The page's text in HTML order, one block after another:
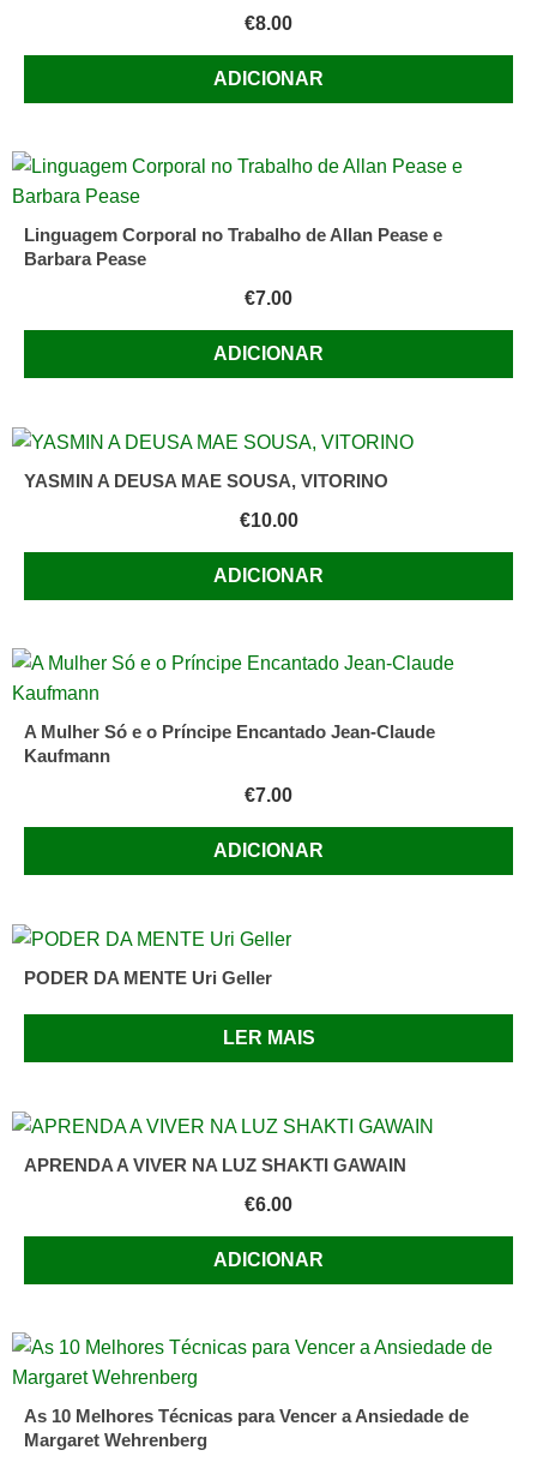
€8.00
ADICIONAR
Linguagem Corporal no Trabalho de Allan Pease e
Barbara Pease
€7.00
ADICIONAR
YASMIN A DEUSA MAE SOUSA, VITORINO
€10.00
ADICIONAR
A Mulher Só e o Príncipe Encantado Jean-Claude
Kaufmann
€7.00
ADICIONAR
PODER DA MENTE Uri Geller
LER MAIS
APRENDA A VIVER NA LUZ SHAKTI GAWAIN
€6.00
ADICIONAR
As 10 Melhores Técnicas para Vencer a Ansiedade de
Margaret Wehrenberg